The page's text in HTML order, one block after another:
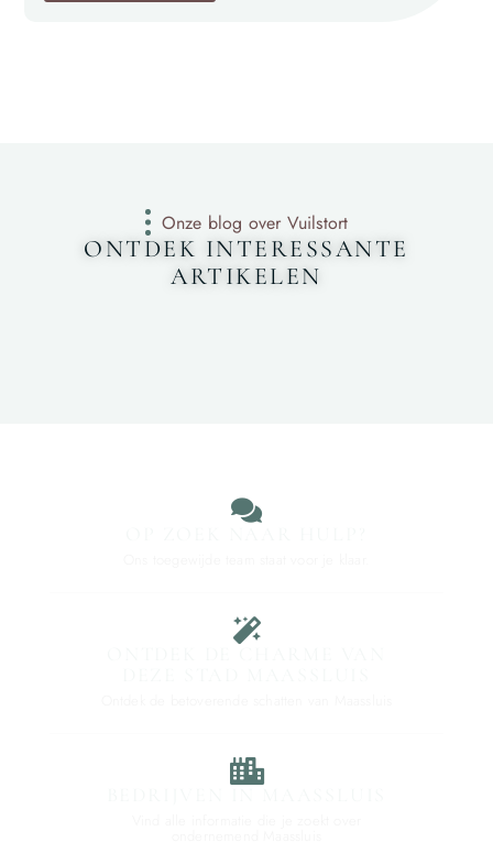
Onze blog over Vuilstort
ONTDEK INTERESSANTE
ARTIKELEN